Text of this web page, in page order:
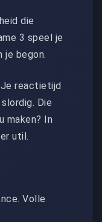
die
3 speel je
je begon.
reactietijd
Die
maken? In
util.
Volle